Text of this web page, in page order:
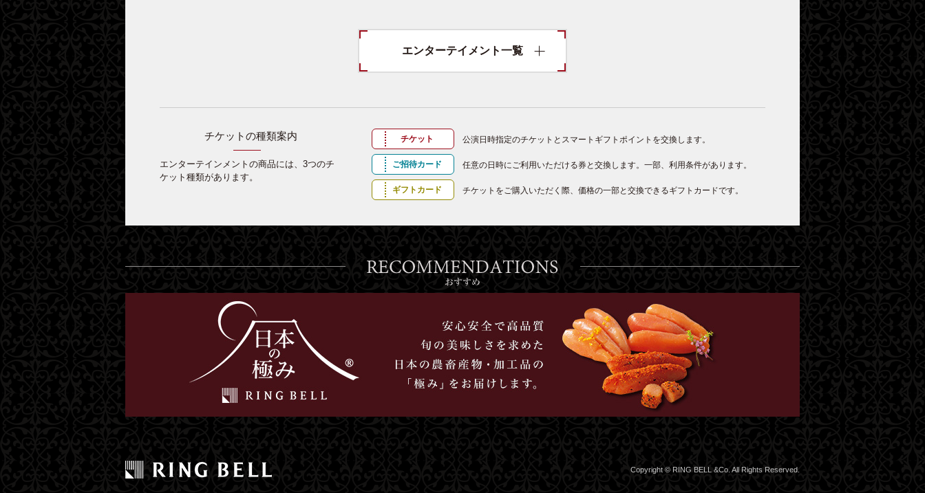
エンターテイメント一覧
チケットの種類案内
エンターテインメントの商品には、3つのチ
ケット種類があります。
チケット 公演日時指定のチケットとスマートギフトポイントを交換します。
ご招待カード 任意の日時にご利用いただける券と交換します。一部、利用条件があります。
ギフトカード チケットをご購入いただく際、価格の一部と交換できるギフトカードです。
Copyright © RING BELL &Co. All Rights Reserved.